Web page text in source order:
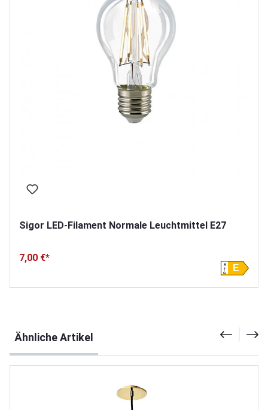
Sigor LED-Filament Normale Leuchtmittel E27
7,00 €*
E
A
G
Ähnliche Artikel